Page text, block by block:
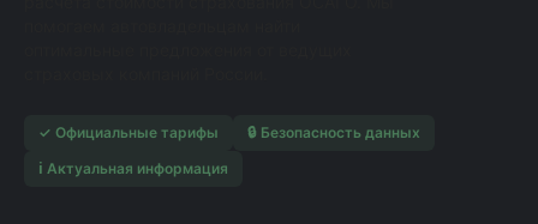
✓ Официальные тарифы
🔒 Безопасность данных
ℹ️ Актуальная информация